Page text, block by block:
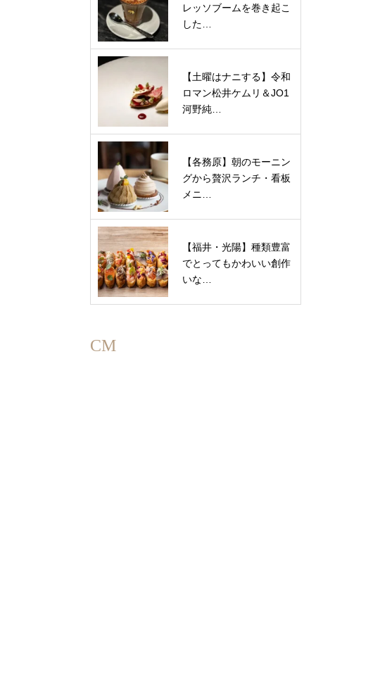
レッソブームを巻き起こ
した…
【土曜はナニする】令和
ロマン松井ケムリ＆JO1
河野純…
【各務原】朝のモーニン
グから贅沢ランチ・看板
メニ…
【福井・光陽】種類豊富
でとってもかわいい創作
いな…
CM